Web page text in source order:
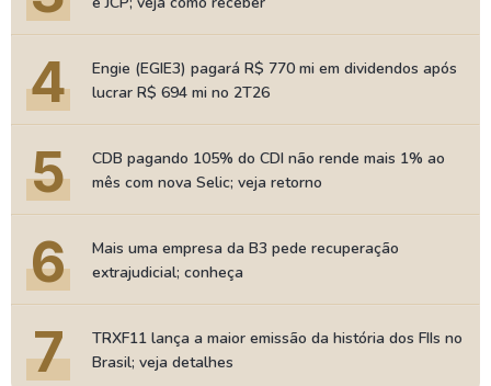
4
Engie (EGIE3) pagará R$ 770 mi em dividendos após
lucrar R$ 694 mi no 2T26
5
CDB pagando 105% do CDI não rende mais 1% ao
mês com nova Selic; veja retorno
6
Mais uma empresa da B3 pede recuperação
extrajudicial; conheça
7
TRXF11 lança a maior emissão da história dos FIIs no
Brasil; veja detalhes